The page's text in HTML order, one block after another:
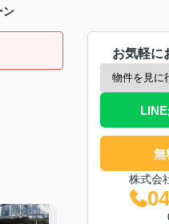
ン
お気軽に
無
株式会